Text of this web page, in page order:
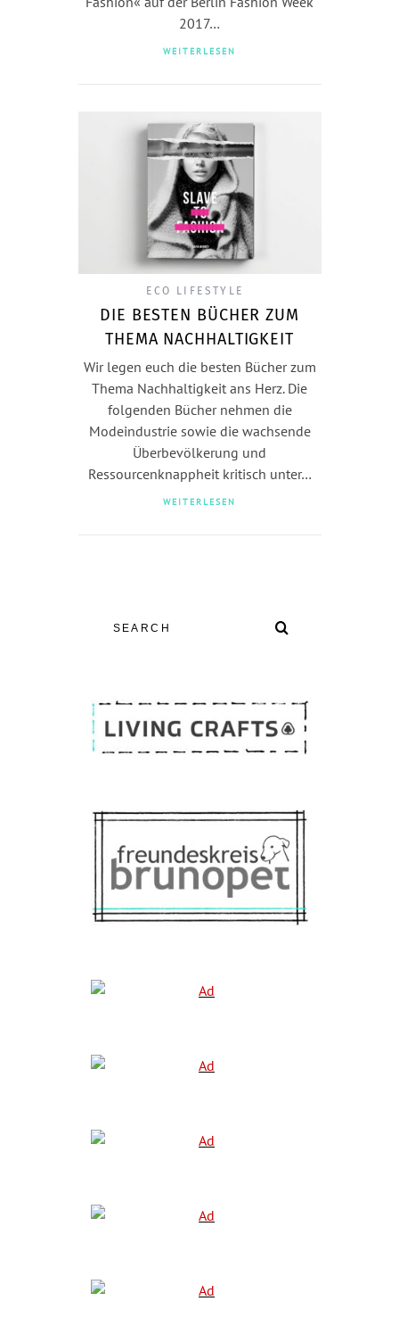
2017…
WEITERLESEN
ECO LIFESTYLE
DIE BESTEN BÜCHER ZUM
THEMA NACHHALTIGKEIT
Wir legen euch die besten Bücher zum
Thema Nachhaltigkeit ans Herz. Die
folgenden Bücher nehmen die
Modeindustrie sowie die wachsende
Überbevölkerung und
Ressourcenknappheit kritisch unter…
WEITERLESEN